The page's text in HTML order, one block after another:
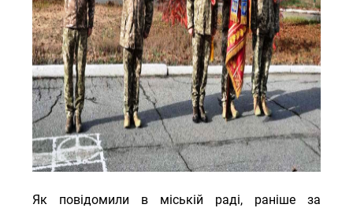
Як повідомили в міській раді, раніше за